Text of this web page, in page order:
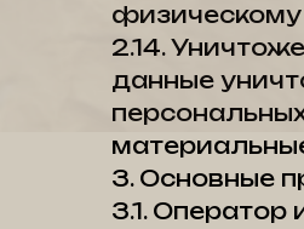
2.14.
данные
3. Основные
3.1. Оператор